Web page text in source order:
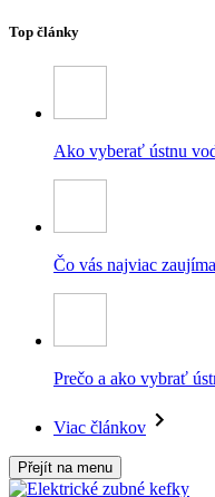
Top články
Ako vyberať ústnu
Čo vás najviac
Prečo a ako vybrať
Viac článkov
Přejít na menu